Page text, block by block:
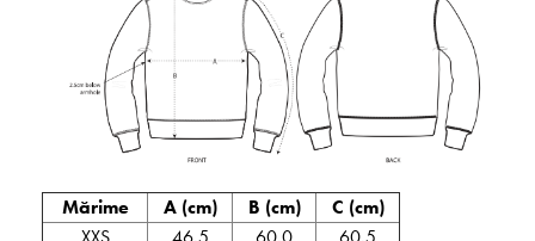
Mărime A (cm) B (cm)
C (cm)